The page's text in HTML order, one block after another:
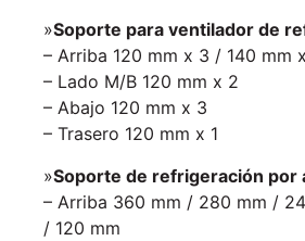
»Soporte para ventilador de
– Arriba 120 mm x 3 / 140 mm
– Lado M/B 120 mm x 2
– Abajo 120 mm x 3
– Trasero 120 mm x 1
»Soporte de refrigeración por
– Arriba 360 mm / 280 mm /
/ 120 mm